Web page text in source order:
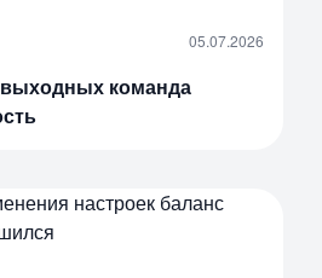
05.07.2026
команда